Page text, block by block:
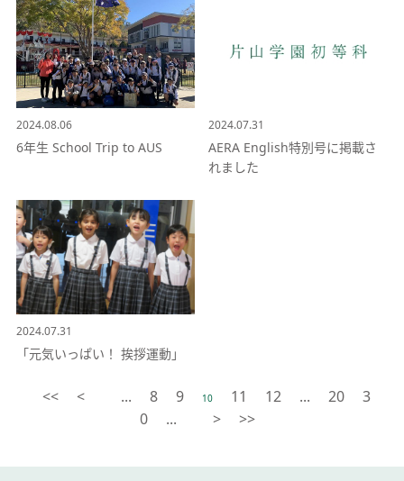
2024.08.06
6年生 School Trip to AUS
2024.07.31
AERA English特別号に掲載さ
れました
2024.07.31
「元気いっぱい！ 挨拶運動」
<< < ... 8 9 10 11 12 ... 20
3
0
... > >>